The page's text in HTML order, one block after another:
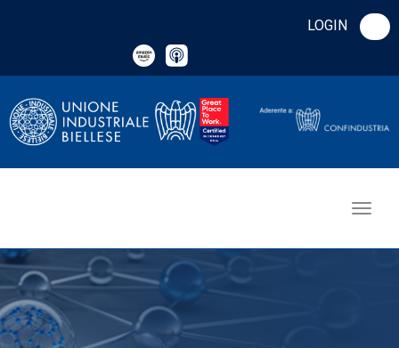
LOGIN